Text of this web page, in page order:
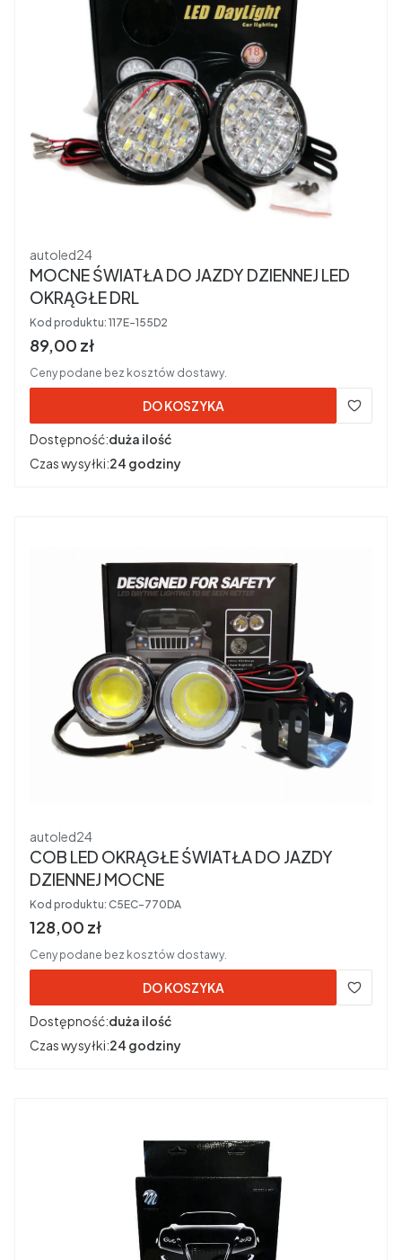
Producent
autoled24
MOCNE ŚWIATŁA DO JAZDY DZIENNEJ LED
OKRĄGŁE DRL
Kod produktu: 117E-155D2
Cena brutto
89,00 zł
Ceny podane bez kosztów dostawy.
DO KOSZYKA
Dostępność:duża ilość
Czas wysyłki:24 godziny
Producent
autoled24
COB LED OKRĄGŁE ŚWIATŁA DO JAZDY
DZIENNEJ MOCNE
Kod produktu: C5EC-770DA
Cena brutto
128,00 zł
Ceny podane bez kosztów dostawy.
DO KOSZYKA
Dostępność:duża ilość
Czas wysyłki:24 godziny